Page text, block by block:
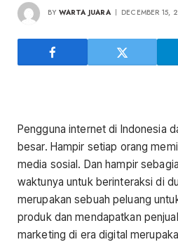
BY WARTA JUARA DECEMBER 15,
Pengguna internet di Indonesia
besar. Hampir setiap orang
media sosial. Dan hampir
waktunya untuk berinteraksi di
merupakan sebuah peluang
produk dan mendapatkan
marketing di era digital